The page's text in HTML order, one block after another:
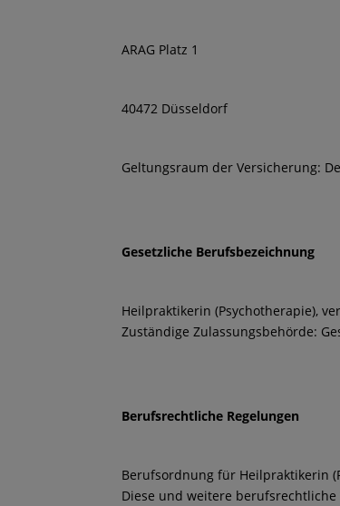
ARAG Platz 1
40472 Düsseldorf
Geltungsraum der Versicherung:
Gesetzliche Berufsbezeichnung
Heilpraktikerin (Psychotherapie),
Zuständige Zulassungsbehörde:
Berufsrechtliche Regelungen
Berufsordnung für Heilpraktikerin
Diese und weitere